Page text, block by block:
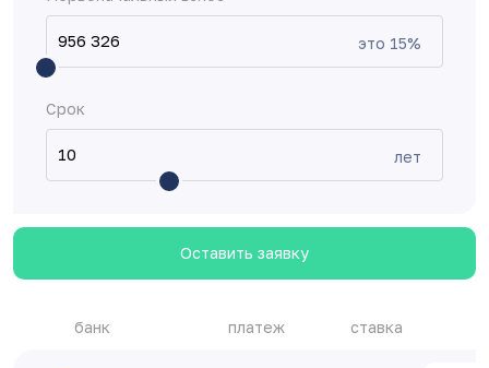
это 15%
Срок
лет
Оставить заявку
банк платеж ставка